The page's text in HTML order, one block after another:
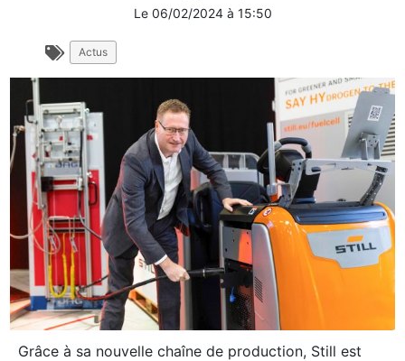
Le06/02/2024 à 15:50
Actus
Grâce à sa nouvelle chaîne de production, Still est